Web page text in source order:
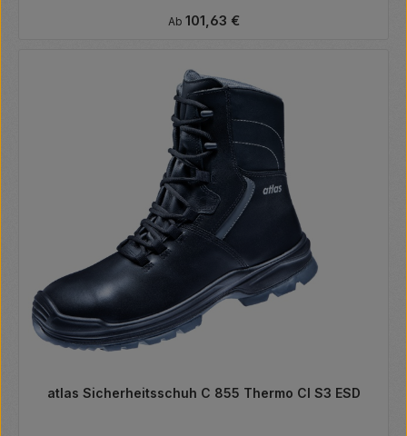
Regulärer Preis:
Ab 101,63 €
atlas Sicherheitsschuh C 855 Thermo CI S3 ESD